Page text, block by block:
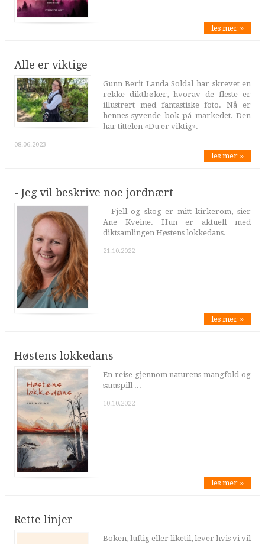
les mer »
Alle er viktige
Gunn Berit Landa Soldal har skrevet en
rekke diktbøker, hvorav de fleste er
illustrert med fantastiske foto. Nå er
hennes syvende bok på markedet. Den
har tittelen «Du er viktig».
08.06.2023
les mer »
- Jeg vil beskrive noe jordnært
– Fjell og skog er mitt kirkerom, sier
Ane Kveine. Hun er aktuell med
diktsamlingen Høstens lokkedans.
21.10.2022
les mer »
Høstens lokkedans
En reise gjennom naturens mangfold og
samspill ...
10.10.2022
les mer »
Rette linjer
Boken, luftig eller liketil, lever hvis vi vil